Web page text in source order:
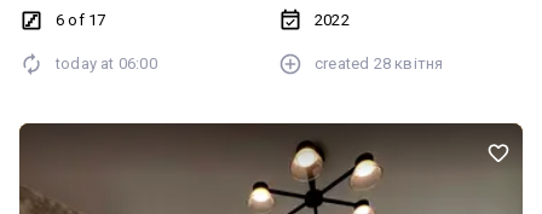
ремонтом, повністю укомплектована меблями та технікою, які
варильна поверхня - духова шафа - СВЧ піч - холодильник -
телевізор - двоспальне ліжко - диван Квартира не кутова, тепла.
молодої сімʼї або для здачі в оренду
6 of 17
2022
today at 06:00 created 28 квітня